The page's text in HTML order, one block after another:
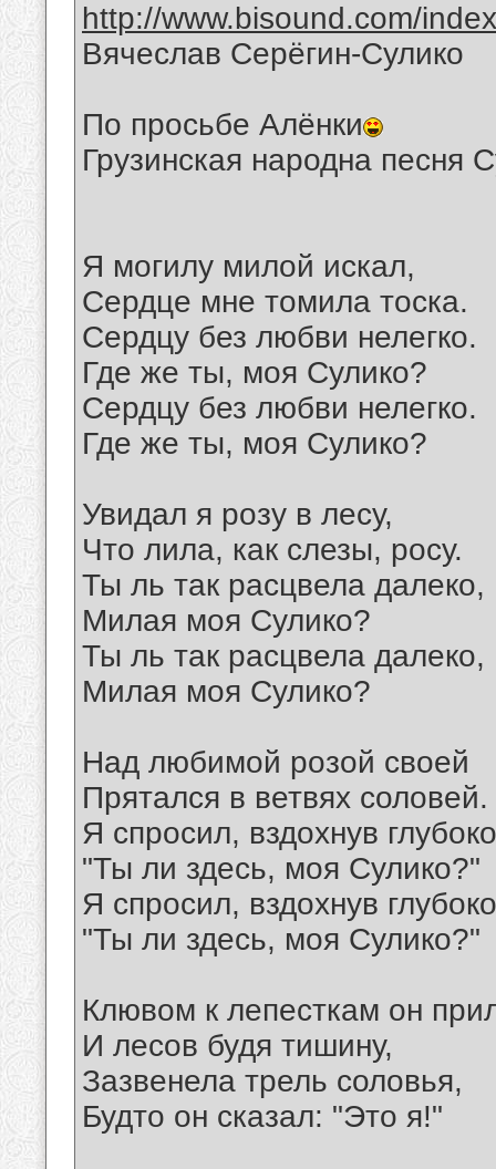
http://www.bisound.com/
Вячеслав Серёгин-Сулико
По просьбе Алёнки
Грузинская народна песня
Я могилу милой искал,
Сердце мне томила тоска.
Сердцу без любви нелегко.
Где же ты, моя Сулико?
Сердцу без любви нелегко.
Где же ты, моя Сулико?
Увидал я розу в лесу,
Что лила, как слезы, росу.
Ты ль так расцвела далеко,
Милая моя Сулико?
Ты ль так расцвела далеко,
Милая моя Сулико?
Над любимой розой своей
Прятался в ветвях соловей.
Я спросил, вздохнув
"Ты ли здесь, моя Сулико?"
Я спросил, вздохнув
"Ты ли здесь, моя Сулико?"
Клювом к лепесткам он
И лесов будя тишину,
Зазвенела трель соловья,
Будто он сказал: "Это я!"